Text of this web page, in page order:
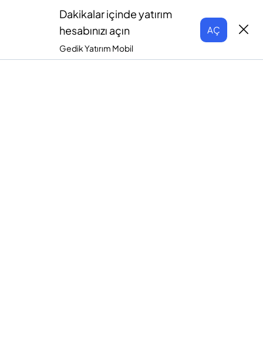
Dakikalar içinde yatırım
hesabınızı açın
Gedik Yatırım Mobil
AÇ